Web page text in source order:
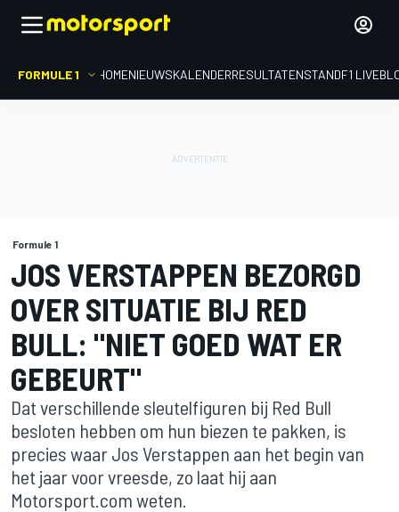
FORMULE 1 HOMENIEUWSKALENDERRESULTATENSTANDF1
Formule 1
JOS VERSTAPPEN BEZORGD
OVER SITUATIE BIJ RED
BULL: "NIET GOED WAT ER
GEBEURT"
Dat verschillende sleutelfiguren bij Red Bull
besloten hebben om hun biezen te pakken, is
precies waar Jos Verstappen aan het begin van
het jaar voor vreesde, zo laat hij aan
Motorsport.com weten.